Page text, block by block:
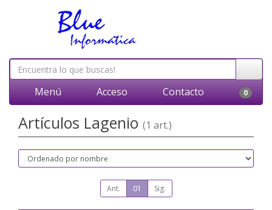
Menú Acceso Contacto 0
Artículos Lagenio (1 art.)
Ant. 01 Sig.